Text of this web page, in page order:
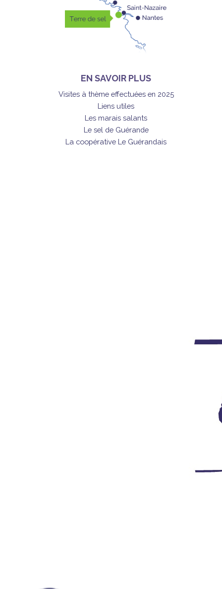
EN SAVOIR PLUS
Visites à thème effectuées en 2025
Liens utiles
Les marais salants
Le sel de Guérande
La coopérative Le Guérandais